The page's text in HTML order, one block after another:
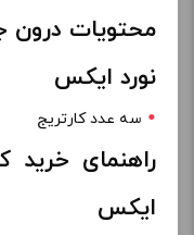
محتویات درون
نورد ایکس
سه عدد کارتریج
راهنمای خرید
ایکس